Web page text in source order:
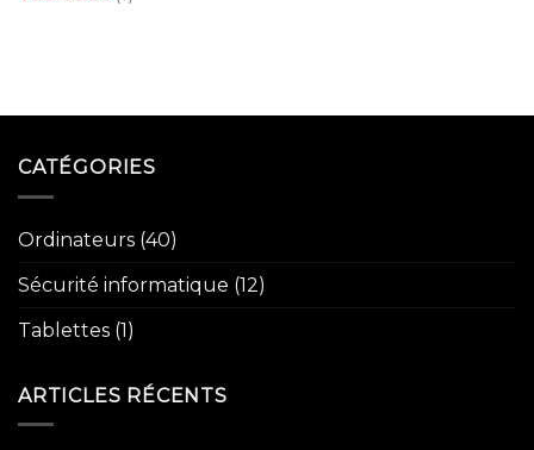
CATÉGORIES
Ordinateurs (40)
Sécurité informatique (12)
Tablettes (1)
ARTICLES RÉCENTS